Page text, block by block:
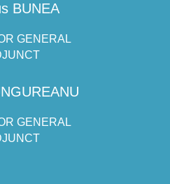
BUNEA
GENERAL
GENERAL